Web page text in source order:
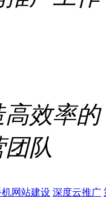
效率的
队
机网站建设 深度云推广